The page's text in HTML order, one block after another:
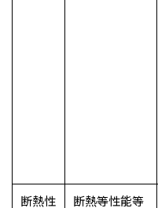
断熱性
断熱等性能等